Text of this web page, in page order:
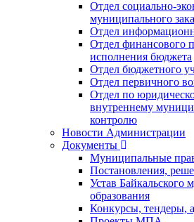
Отдел социально-
муниципального
Отдел
Отдел финансового
исполнения бюджета
Отдел бюджетного
Отдел первичного
Отдел по
внутреннему
контролю
Новости Администрации
Документы
Муниципальные
Постановления,
Устав Байкальского
образования
Конкурсы, тендеры,